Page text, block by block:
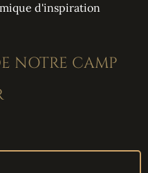
d'inspiration
NOTRE CAMP